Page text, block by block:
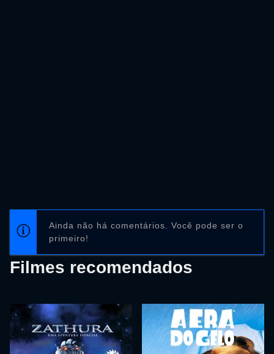
Ainda não há comentários. Você pode ser o
primeiro!
Filmes recomendados